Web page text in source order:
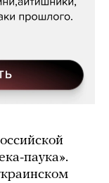
паука».